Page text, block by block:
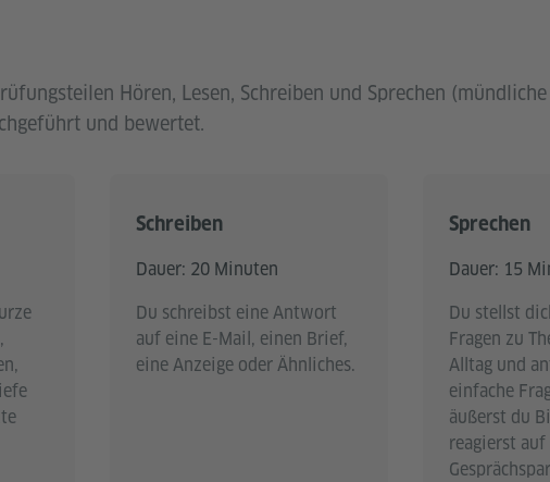
Hören, Lesen, Schreiben und Sprechen (mündliche
und bewertet.
Schreiben
Dauer: 20 Minuten
Du schreibst eine Antwort
auf eine E-Mail, einen Brief,
eine Anzeige oder Ähnliches.
Sprechen
Dauer: 15
Du stellst
Fragen zu
Alltag und
einfache
äußerst du
reagierst auf